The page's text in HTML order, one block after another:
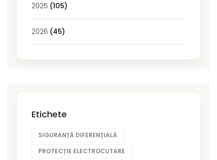
2025 (105)
2026 (45)
Etichete
SIGURANȚĂ DIFERENȚIALĂ
PROTECȚIE ELECTROCUTARE